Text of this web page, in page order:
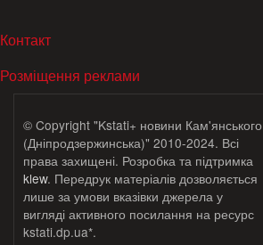
МЕНЮ В ПОДВАЛЕ
Контакт
Розміщення реклами
© Copyright "Kstati+ новини Кам'янського
(Дніпродзержинська)" 2010-2024. Всі
права захищені. Розробка та підтримка
klew. Передрук матеріалів дозволяється
лише за умови вказівки джерела у
вигляді активного посилання на ресурс
kstati.dp.ua*.